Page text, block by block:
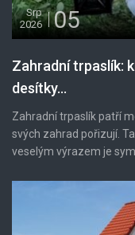
Srp
2026
05
Zahradní trpaslík:
desítky...
Zahradní trpaslík patří
svých zahrad pořizují.
veselým výrazem je